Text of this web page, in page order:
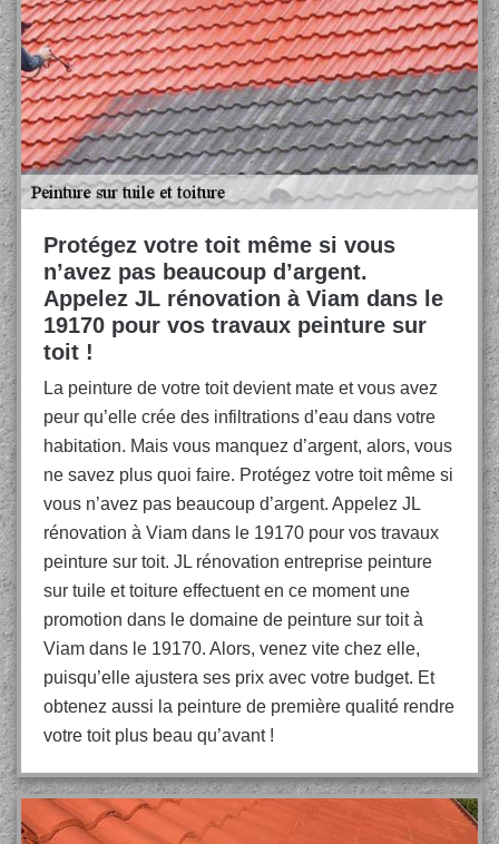
Protégez votre toit même si vous
n’avez pas beaucoup d’argent.
Appelez JL rénovation à Viam dans le
19170 pour vos travaux peinture sur
toit !
La peinture de votre toit devient mate et vous avez
peur qu’elle crée des infiltrations d’eau dans votre
habitation. Mais vous manquez d’argent, alors, vous
ne savez plus quoi faire. Protégez votre toit même si
vous n’avez pas beaucoup d’argent. Appelez JL
rénovation à Viam dans le 19170 pour vos travaux
peinture sur toit. JL rénovation entreprise peinture
sur tuile et toiture effectuent en ce moment une
promotion dans le domaine de peinture sur toit à
Viam dans le 19170. Alors, venez vite chez elle,
puisqu’elle ajustera ses prix avec votre budget. Et
obtenez aussi la peinture de première qualité rendre
votre toit plus beau qu’avant !